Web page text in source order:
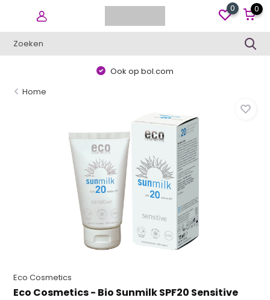
0 0
Ook op bol.com
Home
Eco Cosmetics
Eco Cosmetics - Bio Sunmilk SPF20 Sensitive